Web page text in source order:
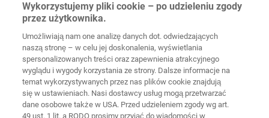
56746Kempenich
Strona
główna Kontakt Nota prawna
Ochrona
danych
Wykorzystujemy pliki cookie – po udzieleniu zgody
przez użytkownika.
Umożliwiają nam one analizę danych dot. odwiedzających
naszą stronę – w celu jej doskonalenia, wyświetlania
spersonalizowanych treści oraz zapewnienia atrakcyjnego
wyglądu i wygody korzystania ze strony. Dalsze informacje na
temat wykorzystywanych przez nas plików cookie znajdują
się w ustawieniach. Nasi dostawcy usług mogą przetwarzać
dane osobowe także w USA. Przed udzieleniem zgody wg art.
49 ust. 1 lit. a RODO prosimy przyjąć do wiadomości w